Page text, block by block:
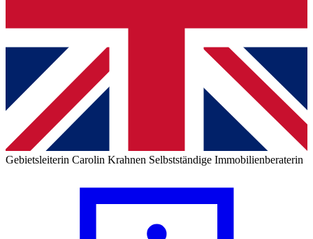
Gebietsleiterin Carolin Krahnen Selbstständige Immobilienberaterin